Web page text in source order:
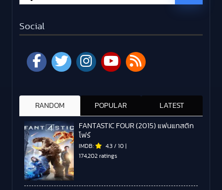
Social
RANDOM POPULAR LATEST
FANTASTIC FOUR (2015) แฟนแทสติก
โฟร์
IMDB: 4.3 / 10 |
174,202 ratings